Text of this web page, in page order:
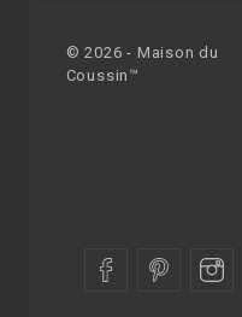
© 2026 - Maison du
Coussin™